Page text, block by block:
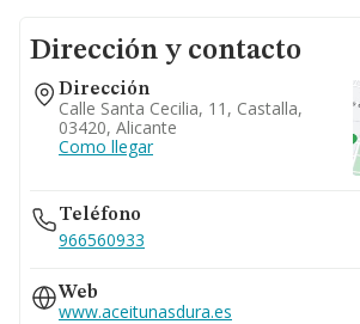
Dirección y contacto
Dirección
Calle Santa Cecilia, 11, Castalla,
03420, Alicante
Como llegar
Teléfono
966560933
Web
www.aceitunasdura.es